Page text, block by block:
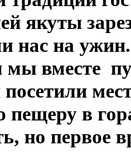
якуты
нас на
мы вместе
посетили
пещеру в
но первое